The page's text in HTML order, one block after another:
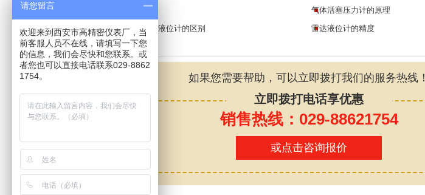
气体活塞压力计的原理
脉冲雷达液位计和导播雷达液位计的区别
雷达液位计的精度
如果您需要帮助，可以立即拨打我们的服务热线！
立即拨打电话享优惠
销售热线：029-88621754
或点击咨询报价
请您留言
欢迎来到西安市高精密仪表厂，当
前客服人员不在线，请填写一下您
的信息，我们会尽快和您联系。或
者您也可以直接电话联系029-8862
1754。